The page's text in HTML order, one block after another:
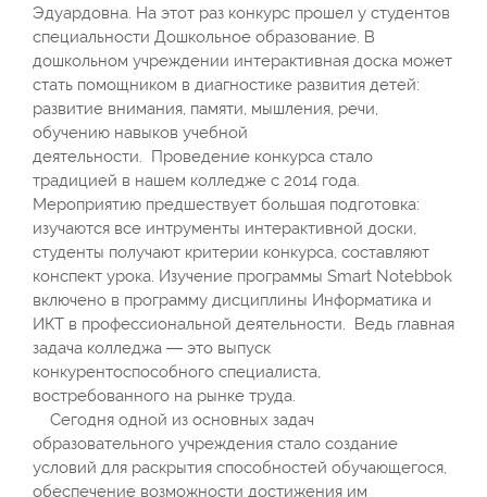
Эдуардовна. На этот раз конкурс прошел у студентов
специальности Дошкольное образование. В
дошкольном учреждении интерактивная доска может
стать помощником в диагностике развития детей:
развитие внимания, памяти, мышления, речи,
обучению навыков учебной
деятельности. Проведение конкурса стало
традицией в нашем колледже с 2014 года.
Мероприятию предшествует большая подготовка:
изучаются все интрументы интерактивной доски,
студенты получают критерии конкурса, составляют
конспект урока. Изучение программы Smart Notebbok
включено в программу дисциплины Информатика и
ИКТ в профессиональной деятельности. Ведь главная
задача колледжа — это выпуск
конкурентоспособного специалиста,
востребованного на рынке труда.
Сегодня одной из основных задач
образовательного учреждения стало создание
условий для раскрытия способностей обучающегося,
обеспечение возможности достижения им